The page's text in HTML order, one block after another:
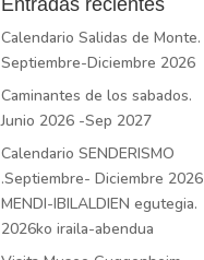
Entradas recientes
Calendario Salidas de Monte.
Septiembre-Diciembre 2026
Caminantes de los sabados.
Junio 2026 -Sep 2027
Calendario SENDERISMO
.Septiembre- Diciembre 2026
MENDI-IBILALDIEN egutegia.
2026ko iraila-abendua